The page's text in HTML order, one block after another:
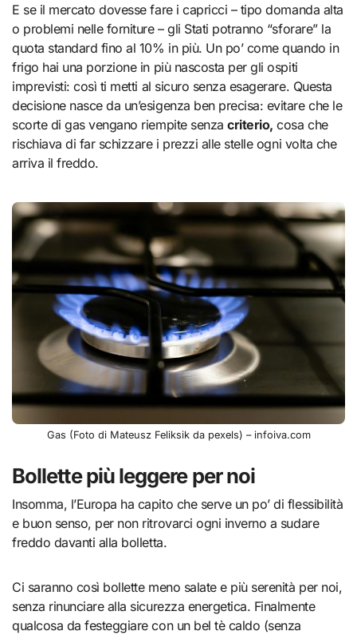
E se il mercato dovesse fare i capricci – tipo domanda alta
o problemi nelle forniture – gli Stati potranno “sforare” la
quota standard fino al 10% in più. Un po’ come quando in
frigo hai una porzione in più nascosta per gli ospiti
imprevisti: così ti metti al sicuro senza esagerare. Questa
decisione nasce da un’esigenza ben precisa: evitare che le
scorte di gas vengano riempite senzacriterio, cosa che
rischiava di far schizzare i prezzi alle stelle ogni volta che
arriva il freddo.
Gas (Foto di Mateusz Feliksik da pexels) – infoiva.com
Bollette più leggere per noi
Insomma, l’Europa ha capito che serve un po’ di flessibilità
e buon senso, per non ritrovarci ogni inverno a sudare
freddo davanti alla bolletta.
Ci saranno così bollette meno salate e più serenità per noi,
senza rinunciare alla sicurezza energetica. Finalmente
qualcosa da festeggiare con un bel tè caldo (senza